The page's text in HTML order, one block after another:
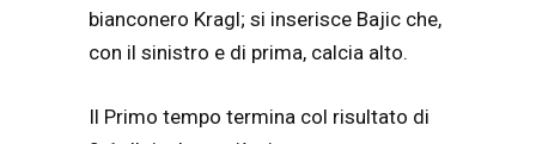
bianconero Kragl; si inserisce Bajic che,
con il sinistro e di prima, calcia alto.
Il Primo tempo termina col risultato di